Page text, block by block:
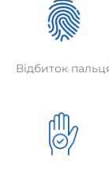
Відбиток